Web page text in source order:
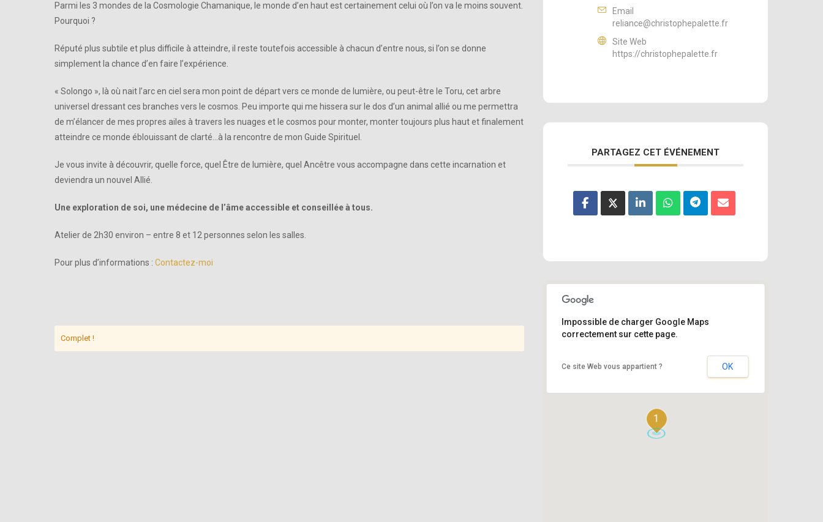
Parmi les 3 mondes de la Cosmologie Chamanique, le monde d’en haut est certainement celui où l’on va le moins souvent.
Pourquoi ?
Réputé plus subtile et plus difficile à atteindre, il reste toutefois accessible à chacun d’entre nous, si l’on se donne
simplement la chance d’en faire l’expérience.
« Solongo », là où nait l’arc en ciel sera mon point de départ vers ce monde de lumière, ou peut-être le Toru, cet arbre
universel dressant ces branches vers le cosmos. Peu importe qui me hissera sur le dos d’un animal allié ou me permettra
de m’élancer de mes propres ailes à travers les nuages et le cosmos pour monter, monter toujours plus haut et finalement
atteindre ce monde éblouissant de clarté…à la rencontre de mon Guide Spirituel.
Je vous invite à découvrir, quelle force, quel Être de lumière, quel Ancêtre vous accompagne dans cette incarnation et
deviendra un nouvel Allié.
Une exploration de soi, une médecine de l’âme accessible et conseillée à tous.
Atelier de 2h30 environ – entre 8 et 12 personnes selon les salles.
Pour plus d’informations : Contactez-moi
Complet !
Email
reliance@christophepalette.fr
Site Web
https://christophepalette.fr
PARTAGEZ CET ÉVÉNEMENT
1
Impossible de charger Google Maps
correctement sur cette page.
Ce site Web vous appartient ? OK